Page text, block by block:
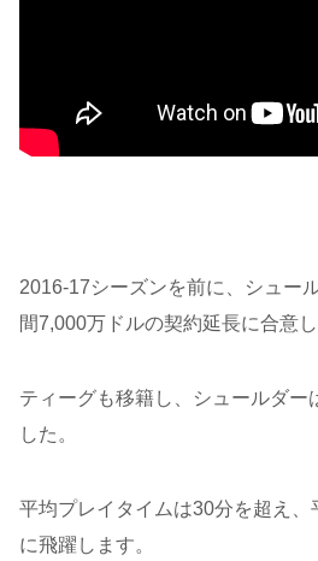
2016-17シーズンを前に、シュー
間7,000万ドルの契約延長に合意し
ティーグも移籍し、シュールダー
した。
平均プレイタイムは30分を超え
に飛躍します。